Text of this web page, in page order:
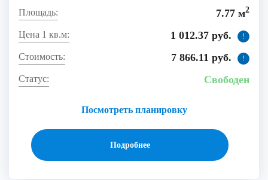
7.77 м2
1 012.37 руб. !
7 866.11 руб. !
Посмотреть планировку
Свободен
Подробнее